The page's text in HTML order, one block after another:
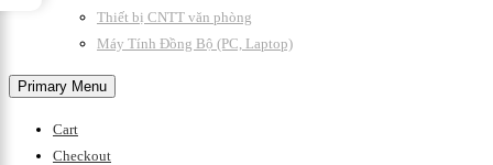
Thiết bị CNTT văn phòng
Máy Tính Đồng Bộ (PC, Laptop)
Primary Menu
Cart
Checkout